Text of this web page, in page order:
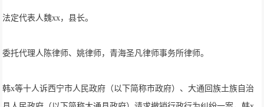
法定代表人魏xx，县长。
委托代理人陈律师、姚律师，青海圣凡律师事务所律师。
韩x等十人诉西宁市人民政府（以下简称市政府）、大通回族土族自治